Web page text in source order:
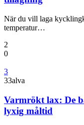
När du vill laga
temperatur…
2
0
3
33alva
Varmrökt lax: De
lyxig måltid